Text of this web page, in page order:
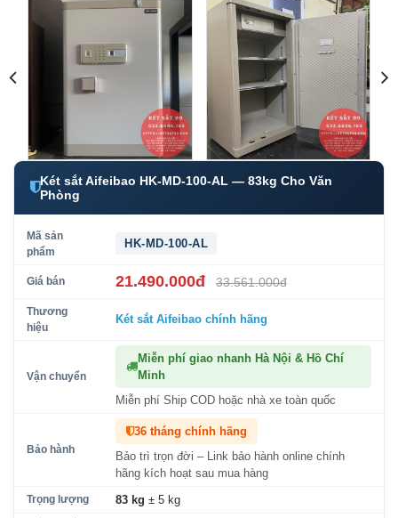
Két sắt Aifeibao HK-MD-100-AL — 83kg Cho Văn
Phòng
Mã sản
phẩm
HK-MD-100-AL
Giá bán 21.490.000đ 33.561.000đ
Thương
hiệu
Két sắt Aifeibao chính hãng
Vận chuyển
Miễn phí giao nhanh Hà Nội & Hồ Chí
Minh
Miễn phí Ship COD hoặc nhà xe toàn quốc
Bảo hành
36 tháng chính hãng
Bảo trì trọn đời – Link bảo hành online chính
hãng kích hoạt sau mua hàng
Trọng lượng 83 kg ± 5 kg